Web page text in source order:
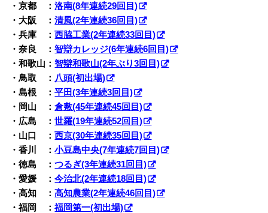
・京都 ：洛南(8年連続29回目)
・大阪 ：清風(2年連続36回目)
・兵庫 ：西脇工業(2年連続33回目)
・奈良 ：智辯カレッジ(6年連続6回目)
・和歌山：智辯和歌山(2年ぶり3回目)
・鳥取 ： 八頭(初出場)
・島根 ：平田(3年連続3回目)
・岡山 ：倉敷(45年連続45回目)
・広島 ：世羅(19年連続52回目)
・山口 ：西京(30年連続35回目)
・香川 ：小豆島中央(7年連続7回目)
・徳島 ：つるぎ(3年連続31回目)
・愛媛 ：今治北(2年連続18回目)
・高知 ：高知農業(2年連続46回目)
・福岡 ：福岡第一(初出場)